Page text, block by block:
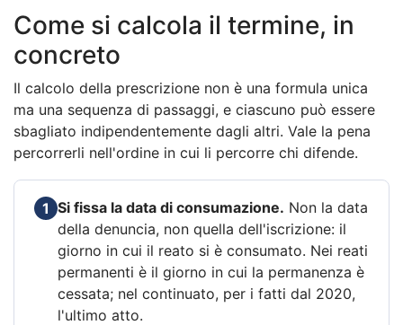
Come si calcola il termine, in
concreto
Il calcolo della prescrizione non è una formula unica
ma una sequenza di passaggi, e ciascuno può essere
sbagliato indipendentemente dagli altri. Vale la pena
percorrerli nell'ordine in cui li percorre chi difende.
1 Si fissa la data di consumazione. Non la data
della denuncia, non quella dell'iscrizione: il
giorno in cui il reato si è consumato. Nei reati
permanenti è il giorno in cui la permanenza è
cessata; nel continuato, per i fatti dal 2020,
l'ultimo atto.